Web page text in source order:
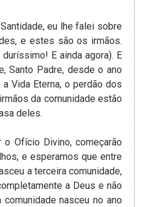
eu lhe falei sobre
e estes são os irmãos.
E ainda agora). E
Santo Padre, desde o ano
Vida Eterna, o perdão dos
da comunidade estão
deles.
Ofício Divino, começarão
e esperamos que entre
a terceira comunidade,
a Deus e não
nasceu no ano